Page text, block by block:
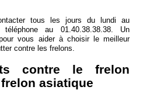
tous les jours du lundi au
au 01.40.38.38.38. Un
vous aider à choisir le meilleur
contre les frelons.
contre le frelon
asiatique